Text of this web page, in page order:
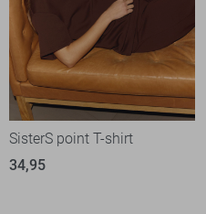
SisterS point T-shirt
34,95